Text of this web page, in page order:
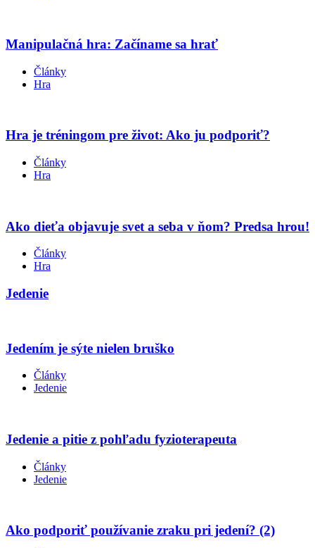
Manipulačná hra: Začíname sa hrať
Články
Hra
Hra je tréningom pre život: Ako ju podporiť?
Články
Hra
Ako dieťa objavuje svet a seba v ňom? Predsa hrou!
Články
Hra
Jedenie
Jedením je sýte nielen bruško
Články
Jedenie
Jedenie a pitie z pohľadu fyzioterapeuta
Články
Jedenie
Ako podporiť používanie zraku pri jedení? (2)